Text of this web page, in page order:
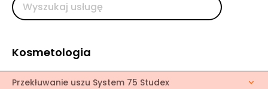
Kosmetologia
Przekłuwanie uszu System 75 Studex